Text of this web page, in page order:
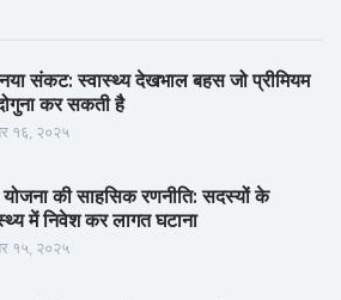
संकट: स्वास्थ्य देखभाल बहस जो प्रीमियम
कर सकती है
१६, २०२५
की साहसिक रणनीति: सदस्यों के
में निवेश कर लागत घटाना
१५, २०२५